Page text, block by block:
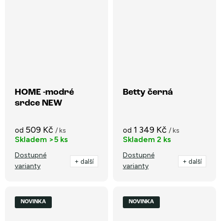
HOME -modré
srdce NEW
od 509 Kč / ks
Skladem >5 ks
Dostupné
varianty
+ další
Betty černá
od 1 349 Kč / ks
Skladem 2 ks
Dostupné
varianty
+ další
NOVINKA NOVINKA